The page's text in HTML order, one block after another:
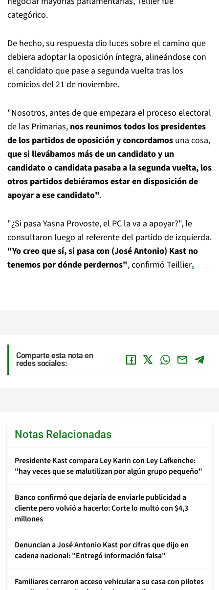
categórico.
De hecho, su respuesta dio luces sobre el camino que
debiera adoptar la oposición íntegra, alineándose con
el candidato que pase a segunda vuelta tras los
comicios del 21 de noviembre.
"Nosotros, antes de que empezara el proceso electoral
de las Primarias, nos reunimos todos los presidentes
de los partidos de oposición y concordamos una cosa,
que si llevábamos más de un candidato y un
candidato o candidata pasaba a la segunda vuelta, los
otros partidos debiéramos estar en disposición de
apoyar a ese candidato".
"¿Si pasa Yasna Provoste, el PC la va a apoyar?", le
consultaron luego al referente del partido de izquierda.
"Yo creo que sí, si pasa con (José Antonio) Kast no
tenemos por dónde perdernos", confirmó Teillier.
Comparte esta nota en
redes sociales:
Notas Relacionadas
Presidente Kast compara Ley Karin con Ley Lafkenche:
"hay veces que se malutilizan por algún grupo pequeño"
Banco confirmó que dejaría de enviarle publicidad a
cliente pero volvió a hacerlo: Corte lo multó con $4,3
millones
Denuncian a José Antonio Kast por cifras que dijo en
cadena nacional: "Entregó información falsa"
Familiares cerraron acceso vehicular a su casa con pilotes